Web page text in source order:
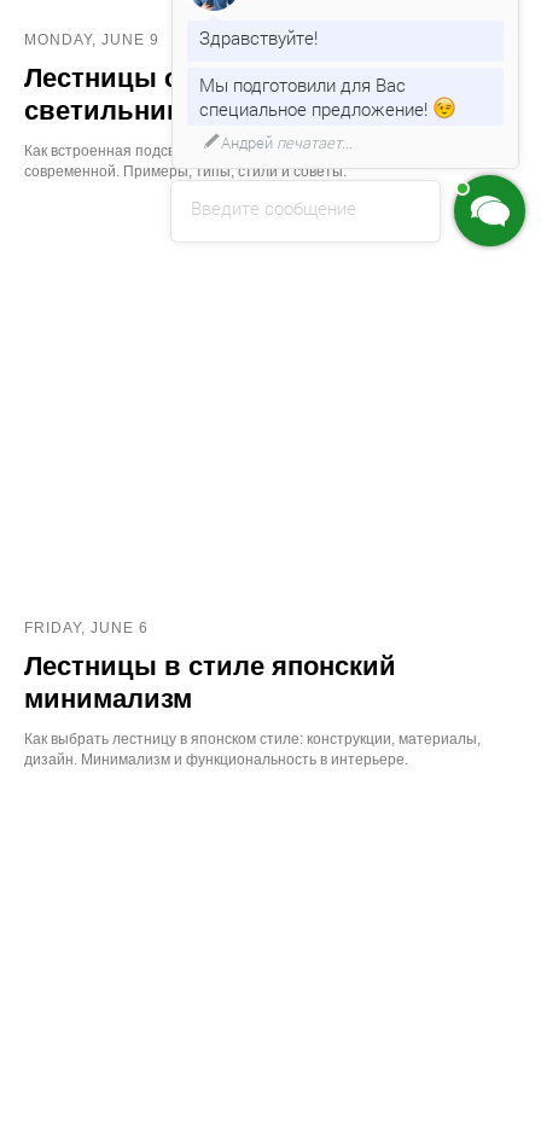
MONDAY, JUNE 9
Лестницы со встроенными
светильниками
Как встроенная подсветка делает лестницу комфортной и
современной. Примеры, типы, стили и советы.
FRIDAY, JUNE 6
Лестницы в стиле японский
минимализм
Как выбрать лестницу в японском стиле: конструкции, материалы,
дизайн. Минимализм и функциональность в интерьере.
Введите сообщение
Здравствуйте!
Мы подготовили для Вас
специальное предложение!
Андрейпечатает...